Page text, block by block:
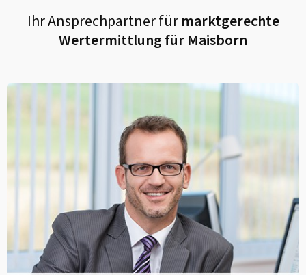
Ihr Ansprechpartner fürmarktgerechte
Wertermittlung für Maisborn